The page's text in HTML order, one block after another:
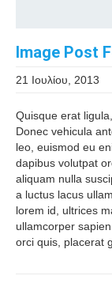
Image Post
21 Ιουλίου, 2013
Quisque erat
Donec vehicula
leo, euismod eu
dapibus volutpat
aliquam nulla
a luctus lacus
lorem id, ultrices
ullamcorper
orci quis, placerat